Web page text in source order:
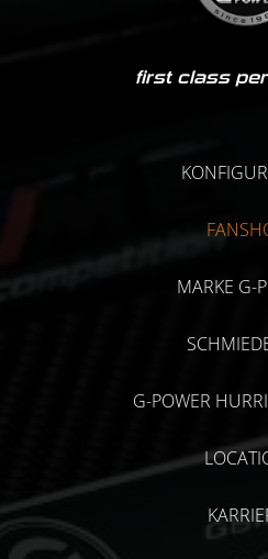
first class
MARKE G-
G-POWER